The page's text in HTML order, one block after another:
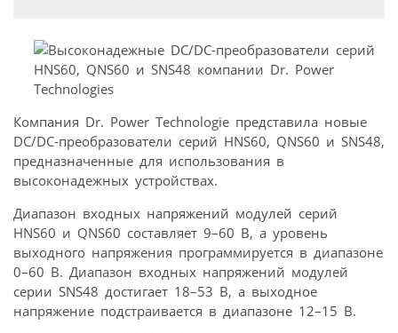
Компания Dr. Power Technologie представила новые
DC/DC-преобразователи серий HNS60, QNS60 и SNS48,
предназначенные для использования в
высоконадежных устройствах.
Диапазон входных напряжений модулей серий
HNS60 и QNS60 составляет 9–60 В, а уровень
выходного напряжения программируется в диапазоне
0–60 В. Диапазон входных напряжений модулей
серии SNS48 достигает 18–53 В, а выходное
напряжение подстраивается в диапазоне 12–15 В.